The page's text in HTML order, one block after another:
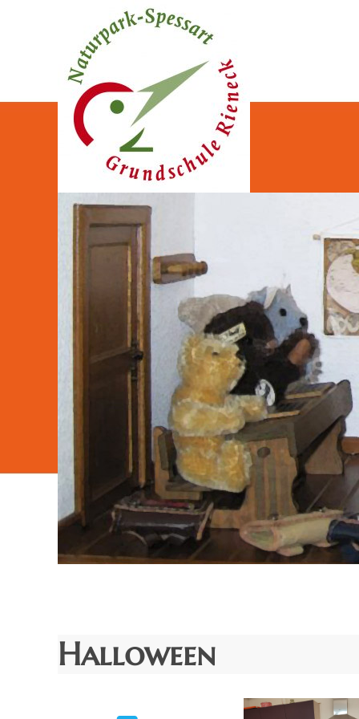
Naturpark-Spessart-
Halloween